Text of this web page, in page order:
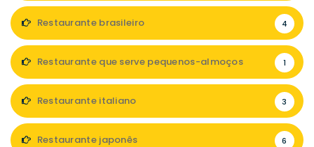
Restaurante brasileiro 4
Restaurante que serve pequenos-almoços 1
Restaurante italiano 3
Restaurante japonês 6